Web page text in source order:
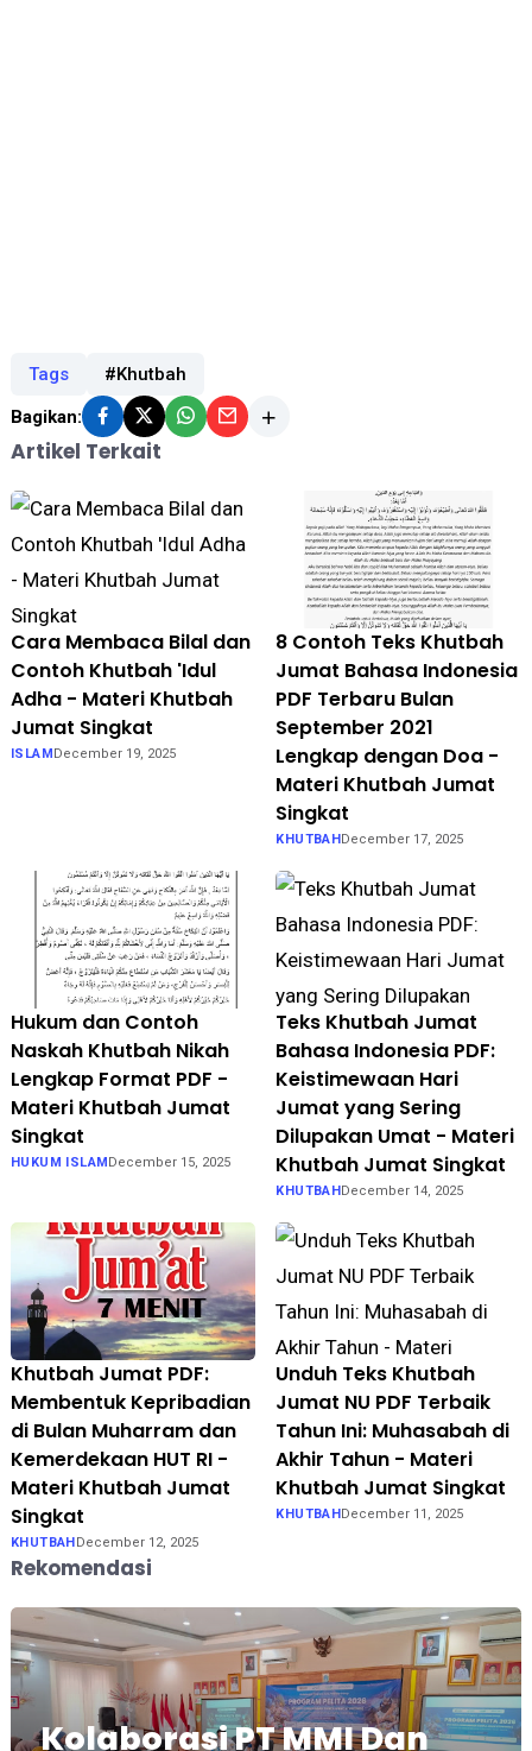
Tags #Khutbah
Bagikan:
Artikel Terkait
Cara Membaca Bilal dan
Contoh Khutbah 'Idul
Adha - Materi Khutbah
Jumat Singkat
ISLAMDecember 19, 2025
8 Contoh Teks Khutbah
Jumat Bahasa Indonesia
PDF Terbaru Bulan
September 2021
Lengkap dengan Doa -
Materi Khutbah Jumat
Singkat
KHUTBAHDecember 17, 2025
Hukum dan Contoh
Naskah Khutbah Nikah
Lengkap Format PDF -
Materi Khutbah Jumat
Singkat
HUKUM ISLAM December 15, 2025
Teks Khutbah Jumat
Bahasa Indonesia PDF:
Keistimewaan Hari
Jumat yang Sering
Dilupakan Umat - Materi
Khutbah Jumat Singkat
KHUTBAH December 14, 2025
Khutbah Jumat PDF:
Membentuk Kepribadian
di Bulan Muharram dan
Kemerdekaan HUT RI -
Materi Khutbah Jumat
Singkat
KHUTBAH December 12, 2025
Unduh Teks Khutbah
Jumat NU PDF Terbaik
Tahun Ini: Muhasabah di
Akhir Tahun - Materi
Khutbah Jumat Singkat
KHUTBAH December 11, 2025
Rekomendasi
Kolaborasi PT MMI Dan